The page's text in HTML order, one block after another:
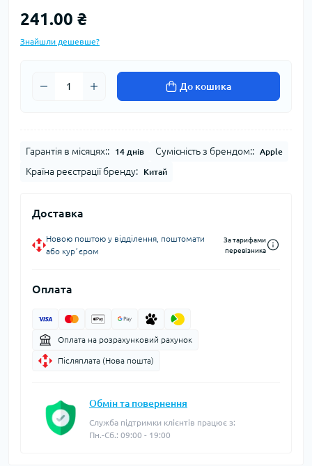
241.00 ₴
Знайшли дешевше?
До кошика
Гарантія в місяцях:: 14 днів Сумісність з брендом:: Apple
Країна реєстрації бренду: Китай
Доставка
Новою поштою у відділення, поштомати
або курʼєром
За тарифами
перевізника
Оплата
Оплата на розрахунковий рахунок
Післяплата (Нова пошта)
Обмін та повернення
Служба підтримки клієнтів працює з:
Пн.-Сб.: 09:00 - 19:00